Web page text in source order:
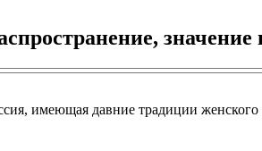
значение
имеющая давние традиции